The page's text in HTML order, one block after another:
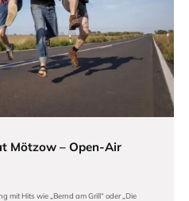
Mötzow – Open-Air
mit Hits wie „Bernd am Grill“ oder „Die